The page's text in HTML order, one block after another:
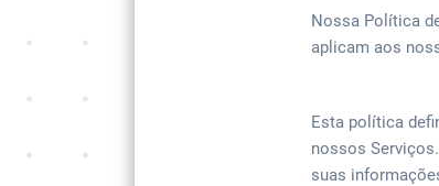
Nossa Política
aplicam aos
Esta política
nossos
suas